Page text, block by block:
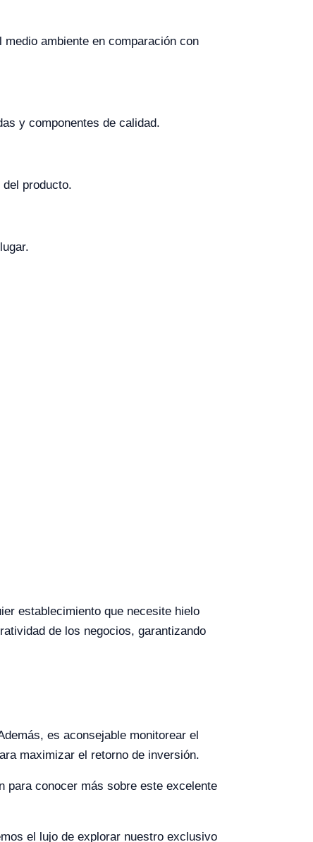
ambiente en comparación con
y componentes de calidad.
producto.
establecimiento que necesite hielo
de los negocios, garantizando
es aconsejable monitorear el
maximizar el retorno de inversión.
para conocer más sobre este excelente
el lujo de explorar nuestro exclusivo